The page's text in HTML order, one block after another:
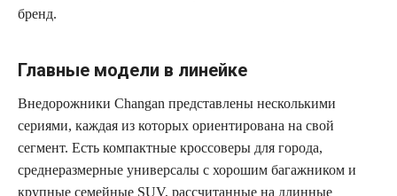
бренд.
Главные модели в линейке
Внедорожники Changan представлены несколькими
сериями, каждая из которых ориентирована на свой
сегмент. Есть компактные кроссоверы для города,
среднеразмерные универсалы с хорошим багажником и
крупные семейные SUV, рассчитанные на длинные